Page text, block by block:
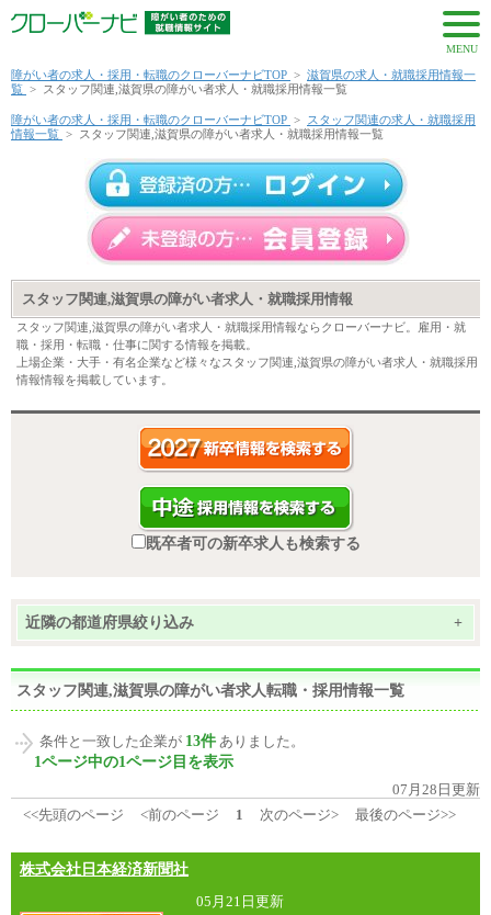
MENU
障がい者の求人・採用・転職のクローバーナビTOP > 滋賀県の求人・就職採用情報一
覧 > スタッフ関連,滋賀県の障がい者求人・就職採用情報一覧
障がい者の求人・採用・転職のクローバーナビTOP > スタッフ関連の求人・就職採用
情報一覧 > スタッフ関連,滋賀県の障がい者求人・就職採用情報一覧
スタッフ関連,滋賀県の障がい者求人・就職採用情報
スタッフ関連,滋賀県の障がい者求人・就職採用情報ならクローバーナビ。雇用・就
職・採用・転職・仕事に関する情報を掲載。
上場企業・大手・有名企業など様々なスタッフ関連,滋賀県の障がい者求人・就職採用
情報情報を掲載しています。
既卒者可の新卒求人も検索する
近隣の都道府県絞り込み +
スタッフ関連,滋賀県の障がい者求人転職・採用情報一覧
条件と一致した企業が 13件 ありました。
1ページ中の1ページ目を表示
07月28日更新
<<先頭のページ
<前のページ 1 次のページ> 最後のページ>>
株式会社日本経済新聞社
05月21日更新